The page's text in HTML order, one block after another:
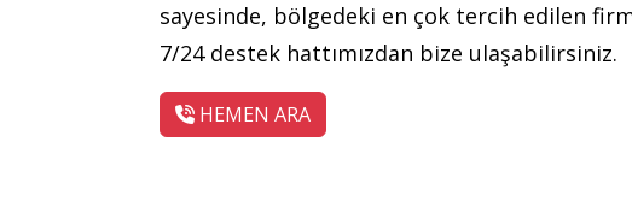
sayesinde, bölgedeki en çok tercih edilen
7/24 destek hattımızdan bize ulaşabilirsiniz.
HEMEN ARA